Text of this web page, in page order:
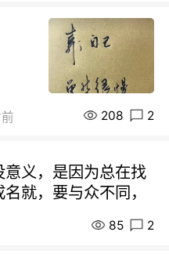
208 2
义，是因为总在找
就，要与众不同，
85 2